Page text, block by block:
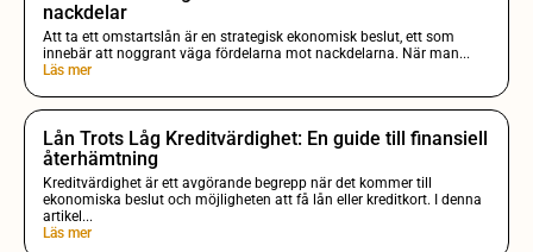
nackdelar
Att ta ett omstartslån är en strategisk ekonomisk beslut, ett som
innebär att noggrant väga fördelarna mot nackdelarna. När man...
Läs mer
Lån Trots Låg Kreditvärdighet: En guide till finansiell
återhämtning
Kreditvärdighet är ett avgörande begrepp när det kommer till
ekonomiska beslut och möjligheten att få lån eller kreditkort. I denna
artikel...
Läs mer